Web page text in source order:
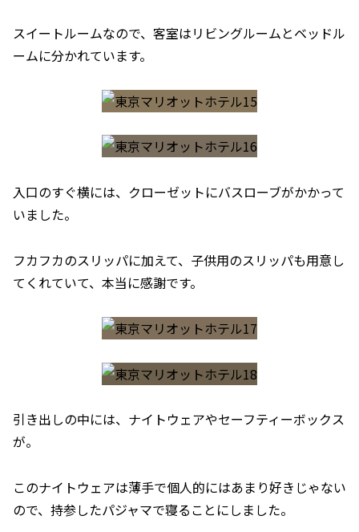
スイートルームなので、客室はリビングルームとベッドル
ームに分かれています。
入口のすぐ横には、クローゼットにバスローブがかかって
いました。
フカフカのスリッパに加えて、子供用のスリッパも用意し
てくれていて、本当に感謝です。
引き出しの中には、ナイトウェアやセーフティーボックス
が。
このナイトウェアは薄手で個人的にはあまり好きじゃない
ので、持参したパジャマで寝ることにしました。